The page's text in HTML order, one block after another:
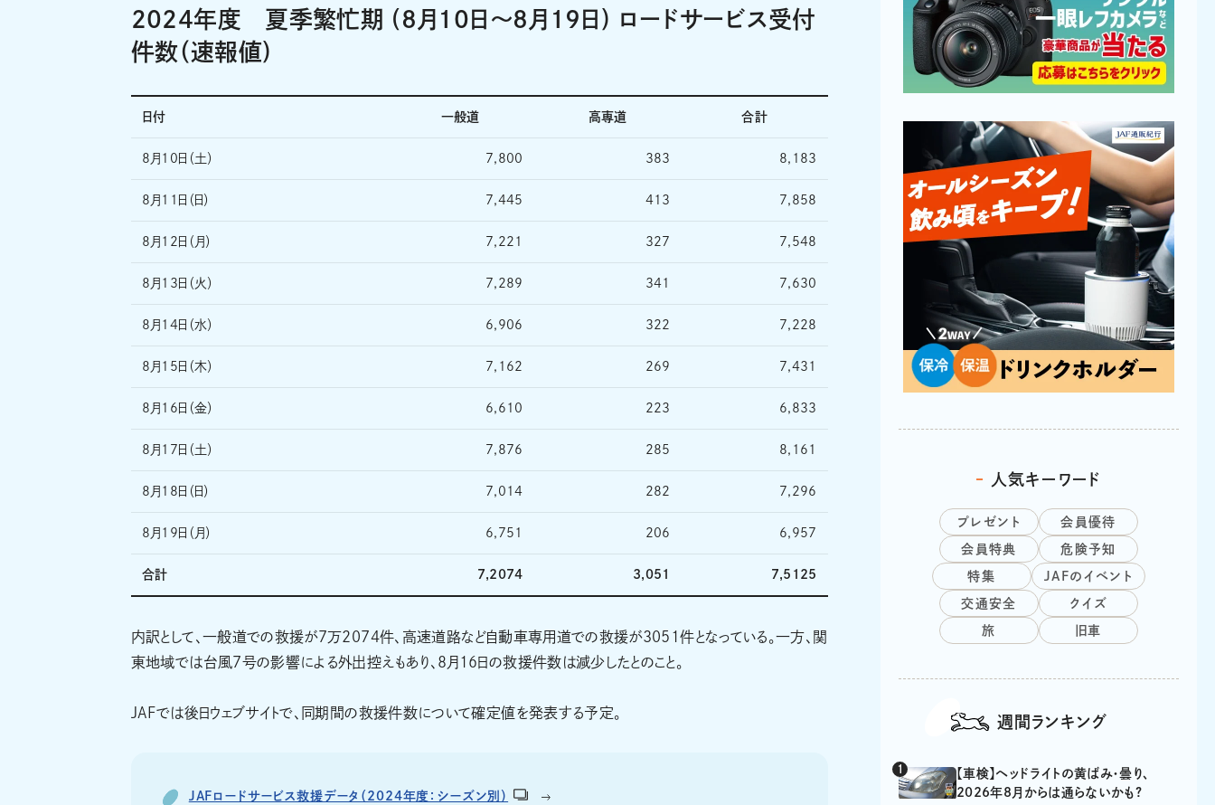
2024年度 夏季繁忙期 (8月10日～8月19日) ロードサービス受付
件数（速報値)
日付 一般道 高専道 合計
8月10日（土） 7,800 383 8,183
8月11日（日） 7,445 413 7,858
8月12日（月） 7,221 327 7,548
8月13日（火） 7,289 341 7,630
8月14日（水） 6,906 322 7,228
8月15日（木） 7,162 269 7,431
8月16日（金） 6,610 223 6,833
8月17日（土） 7,876 285 8,161
8月18日（日） 7,014 282 7,296
8月19日（月） 6,751 206 6,957
合計 7,2074 3,051 7,5125
内訳として、一般道での救援が7万2074件、高速道路など自動車専用道での救援が3051件となっている。一方、関
東地域では台風7号の影響による外出控えもあり、8月16日の救援件数は減少したとのこと。
JAFでは後日ウェブサイトで、同期間の救援件数について確定値を発表する予定。
JAFロードサービス救援データ（2024年度：シーズン別）
人気キーワード
プレゼント 会員優待
会員特典 危険予知
特集 JAFのイベント
交通安全 クイズ
旅 旧車
週間ランキング
【車検】ヘッドライトの黄ばみ・曇り、
2026年8月からは通らないかも?